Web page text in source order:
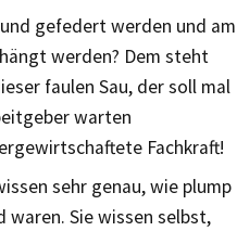
gefedert werden und am
werden? Dem steht
faulen Sau, der soll mal
warten
Fachkraft!
sehr genau, wie plump
waren. Sie wissen selbst,